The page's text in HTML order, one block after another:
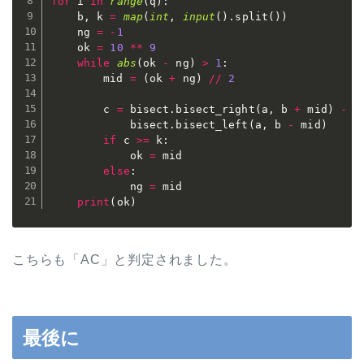
    b
, k = map ( int , input ( ) . split ( ) )
    ng
= - 1
    ok
= 10 **
9
while
abs ( ok - ng ) > 1 :
        mid
= ( ok + ng ) // 2
        c
= bisect . bisect_right ( a , b + mid ) -
            bisect
. bisect_left ( a , b - mid )
if
c >= k :
            ok
= mid
else :
            ng
= mid
print ( ok )
こちらも「AC」と判定されました。
最後に